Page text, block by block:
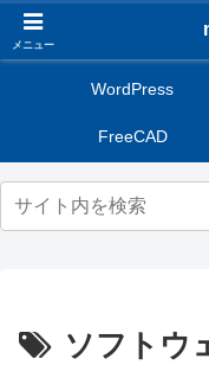
WordPress
FreeCAD
ソフトウ
メニュー